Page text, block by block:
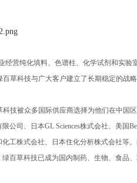
经营纯化填料、色谱柱、化学试剂和实验
草科技与广大客户建立了长期稳定的战
技被众多国际供应商选择为他们在中国
限公司、日本GL Sciences株式会社、美国
工株式会社、日本住化分析株式会社等
百草科技已成为国内制药、生物、食品